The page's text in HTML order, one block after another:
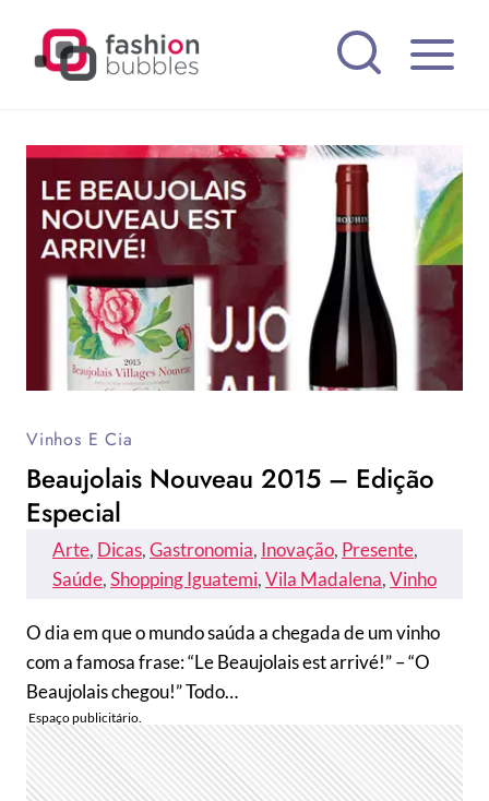
Vinhos E Cia
Beaujolais Nouveau 2015 – Edição
Especial
Arte, Dicas, Gastronomia, Inovação, Presente
Saúde, Shopping Iguatemi, Vila Madalena, Vinho
O dia em que o mundo saúda a chegada de um vinho
com a famosa frase: “Le Beaujolais est arrivé!” – “O
Beaujolais chegou!” Todo…